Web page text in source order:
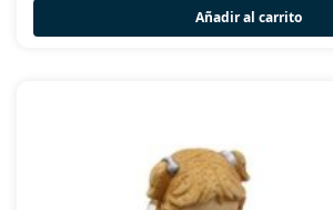
Añadir al carrito